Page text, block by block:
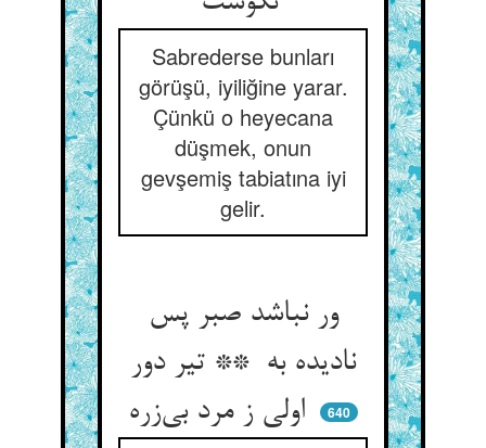
Sabrederse bunları
görüşü, iyiliğine yarar.
Çünkü o heyecana
düşmek, onun
gevşemiş tabiatına iyi
gelir.
ور نباشد صبر پس
نادیده به ** تیر دور
640